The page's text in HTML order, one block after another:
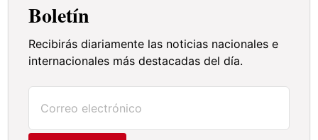
Boletín
Recibirás diariamente las noticias nacionales e
internacionales más destacadas del día.